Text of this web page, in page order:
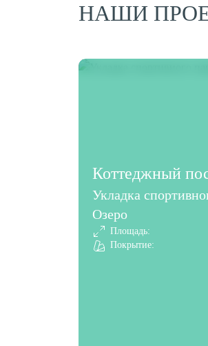
НАШИ
Коттеджный
Укладка
Озеро
Площадь:
Покрытие: